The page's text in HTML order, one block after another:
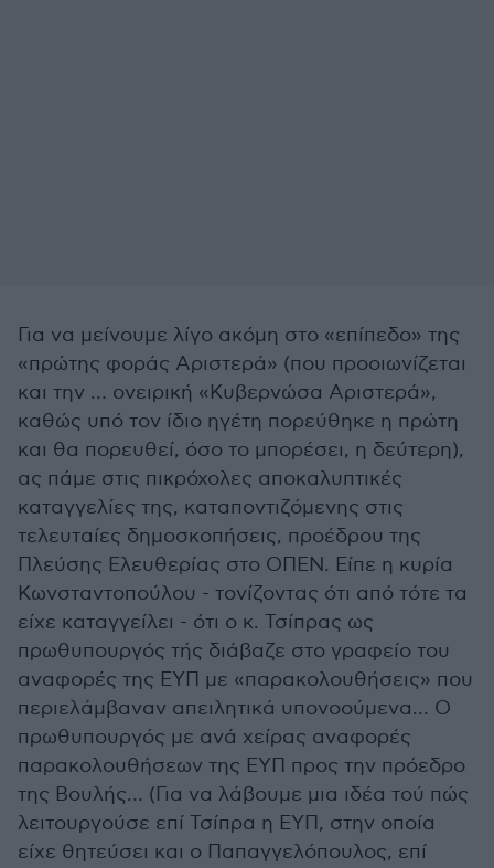
Για να μείνουμε λίγο ακόμη στο «επίπεδο» της
«πρώτης φοράς Αριστερά» (που προοιωνίζεται
και την … ονειρική «Κυβερνώσα Αριστερά»,
καθώς υπό τον ίδιο ηγέτη πορεύθηκε η πρώτη
και θα πορευθεί, όσο το μπορέσει, η δεύτερη),
ας πάμε στις πικρόχολες αποκαλυπτικές
καταγγελίες της, καταποντιζόμενης στις
τελευταίες δημοσκοπήσεις, προέδρου της
Πλεύσης Ελευθερίας στο ΟΠΕΝ. Είπε η κυρία
Κωνσταντοπούλου - τονίζοντας ότι από τότε τα
είχε καταγγείλει - ότι ο κ. Τσίπρας ως
πρωθυπουργός τής διάβαζε στο γραφείο του
αναφορές της ΕΥΠ με «παρακολουθήσεις» που
περιελάμβαναν απειλητικά υπονοούμενα… Ο
πρωθυπουργός με ανά χείρας αναφορές
παρακολουθήσεων της ΕΥΠ προς την πρόεδρο
της Βουλής… (Για να λάβουμε μια ιδέα τού πώς
λειτουργούσε επί Τσίπρα η ΕΥΠ, στην οποία
είχε θητεύσει και ο Παπαγγελόπουλος, επί